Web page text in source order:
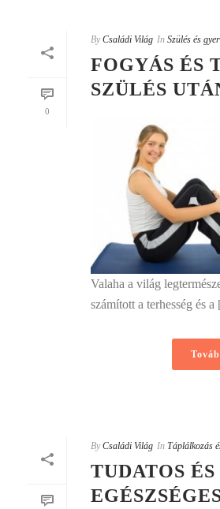
0
By Családi Világ In Szülés és
FOGYÁS ÉS
SZÜLÉS
Valaha a világ
számított a terhesség és a
By Családi Világ In Táplálkozás
TUDATOS ÉS